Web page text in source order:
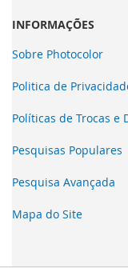
INFORMAÇÕES
Sobre Photocolor
Politica de
Políticas de Trocas e
Pesquisas Populares
Pesquisa Avançada
Mapa do Site